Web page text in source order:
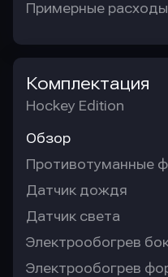
Примерные
Комплектация
Hockey Edition
Обзор
Противотуманные
Датчик дождя
Датчик света
Электрообогрев
Электрообогрев